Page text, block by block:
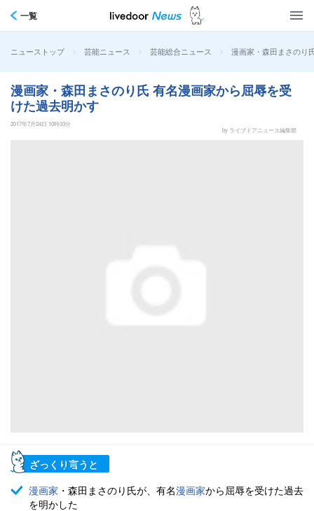
一覧
ニューストップ > 芸能ニュース > 芸能総合ニュース > 漫画家・森田まさのり
漫画家・森田まさのり氏 有名漫画家から屈辱を受
けた過去明かす
2017年7月24日 10時33分
by ライブドアニュース編集部
ざっくり言うと
漫画家 ・森田まさのり氏が、有名漫画家から屈辱を受けた過去
を明かした